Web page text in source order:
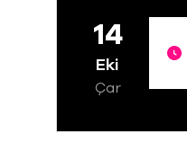
14
Eki
Çar